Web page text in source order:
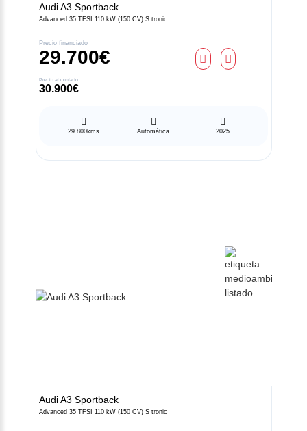
AudiA3 Sportback
Advanced 35 TFSI 110 kW (150 CV) S tronic
Precio financiado
29.700€
Precio al contado
30.900€
29.800kms Automática 2025
AudiA3 Sportback
Advanced 35 TFSI 110 kW (150 CV) S tronic